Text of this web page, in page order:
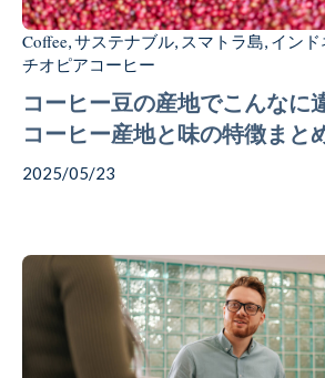
Chocolate
Coffee,サステナブル, スマトラ島, イン
チオピアコーヒー
コーヒー豆の産地でこんなに
コーヒー産地と味の特徴まと
2025/05/23